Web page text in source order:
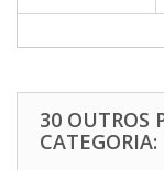
30 OUTROS
CATEGORIA: